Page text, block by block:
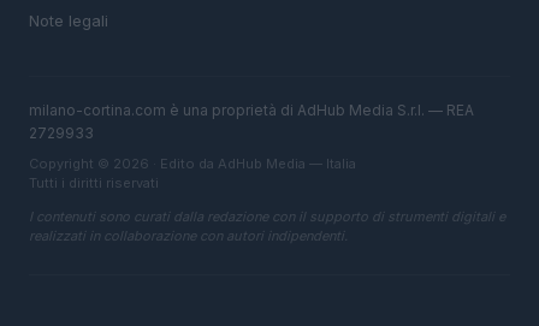
Note legali
milano-cortina.com è una proprietà di AdHub Media S.r.l. — REA
2729933
Copyright © 2026 · Edito da AdHub Media — Italia
Tutti i diritti riservati
I contenuti sono curati dalla redazione con il supporto di strumenti digitali e
realizzati in collaborazione con autori indipendenti.